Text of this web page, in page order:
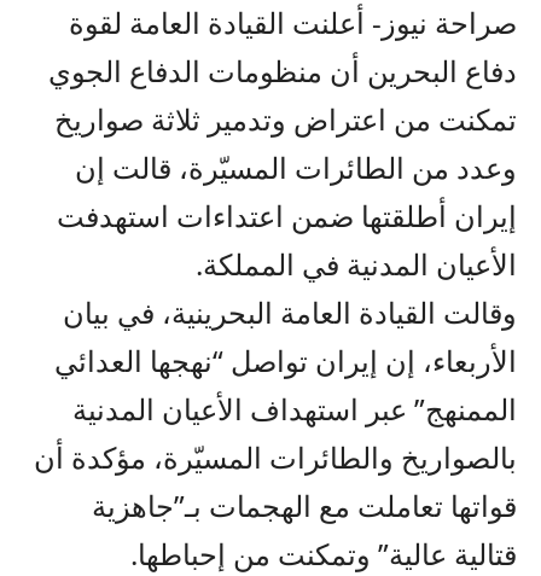
صراحة نيوز- أعلنت القيادة العامة لقوة
دفاع البحرين أن منظومات الدفاع الجوي
تمكنت من اعتراض وتدمير ثلاثة صواريخ
وعدد من الطائرات المسيّرة، قالت إن
إيران أطلقتها ضمن اعتداءات استهدفت
الأعيان المدنية في المملكة.
وقالت القيادة العامة البحرينية، في بيان
الأربعاء، إن إيران تواصل “نهجها العدائي
الممنهج” عبر استهداف الأعيان المدنية
بالصواريخ والطائرات المسيّرة، مؤكدة أن
قواتها تعاملت مع الهجمات بـ”جاهزية
قتالية عالية” وتمكنت من إحباطها.